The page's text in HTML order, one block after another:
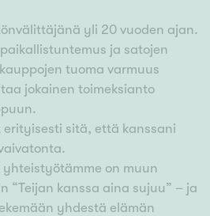
yli 20 vuoden ajan.
ja satojen
tuoma varmuus
jokainen toimeksianto
sitä, että kanssani
on muun
“Teijan kanssa aina sujuu” – ja
yhdestä elämän